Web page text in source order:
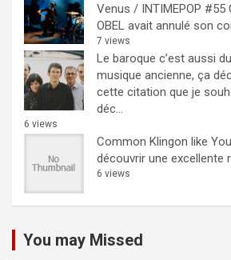
Venus / INTIMEPOP #55
OBEL avait annulé son
7 views
Le baroque c’est aussi
musique ancienne, ça
cette citation que je
déc...
6 views
Common Klingon like
découvrir une excellente
6 views
You may Missed